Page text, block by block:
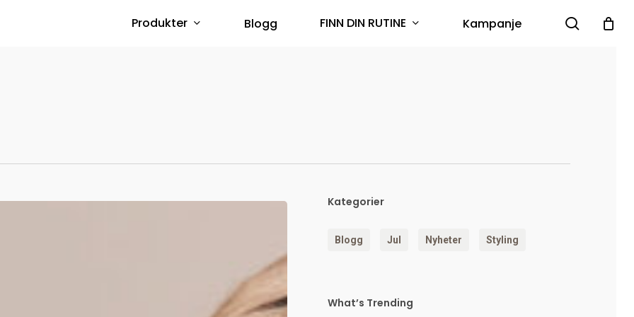
Produkter Blogg FINN DIN RUTINE Kampanje search
Kategorier
Blogg Jul Nyheter Styling
What’s Trending